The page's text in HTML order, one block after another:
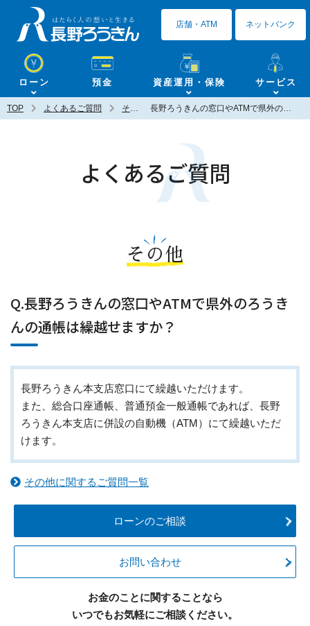
ローン 預金 資産運用・保険 サービス
店舗・ATM ネットバンク
TOP よくあるご質問 その他 長野ろうきんの窓口やATMで県外のろうきんの通帳は繰越せますか？
よくあるご質問
その他
Q.長野ろうきんの窓口やATMで県外のろうき
んの通帳は繰越せますか？
長野ろうきん本支店窓口にて繰越いただけます。
また、総合口座通帳、普通預金一般通帳であれば、長野
ろうきん本支店に併設の自動機（ATM）にて繰越いただ
けます。
その他に関するご質問一覧
ローンのご相談
お問い合わせ
お金のことに関することなら
いつでもお気軽にご相談ください。